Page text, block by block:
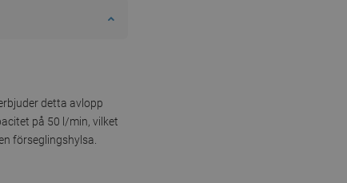
detta avlopp
på 50 l/min, vilket
förseglingshylsa.